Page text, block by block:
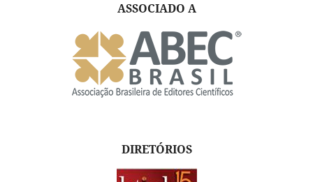
ASSOCIADO A
DIRETÓRIOS